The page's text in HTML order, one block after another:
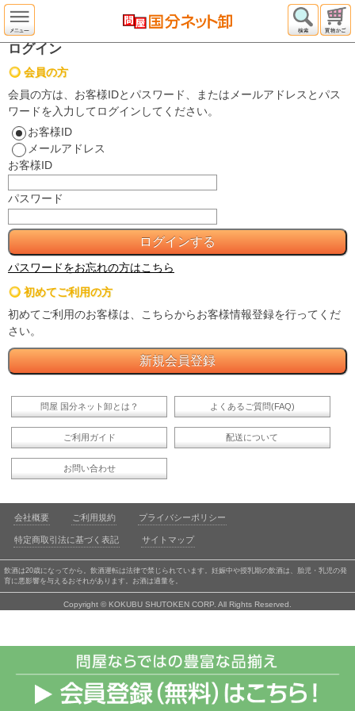
ログイン
会員の方
会員の方は、お客様IDとパスワード、またはメールアドレスとパス
ワードを入力してログインしてください。
お客様ID
メールアドレス
お客様ID
パスワード
パスワードをお忘れの方はこちら
初めてご利用の方
初めてご利用のお客様は、こちらからお客様情報登録を行ってくだ
さい。
問屋 国分ネット卸とは？ よくあるご質問(FAQ)
ご利用ガイド 配送について
お問い合わせ
会社概要 ご利用規約 プライバシーポリシー
特定商取引法に基づく表記 サイトマップ
飲酒は20歳になってから。飲酒運転は法律で禁じられています。妊娠中や授乳期の飲酒は、胎児・乳児の発
育に悪影響を与えるおそれがあります。お酒は適量を。
Copyright © KOKUBU SHUTOKEN CORP. All Rights Reserved.